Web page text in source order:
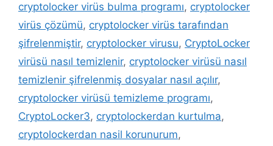
cryptolocker virüs bulma programı, cryptolocker
virüs çözümü, cryptolocker virüs tarafından
şifrelenmiştir, cryptolocker virusu, CryptoLocker
virüsü nasıl temizlenir, cryptolocker virüsü nasıl
temizlenir şifrelenmiş dosyalar nasıl açılır,
cryptolocker virüsü temizleme programı,
CryptoLocker3, cryptolockerdan kurtulma,
cryptolockerdan nasil korunurum,